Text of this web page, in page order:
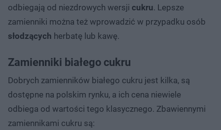
odbiegają od niezdrowych wersji cukru. Lepsze
zamienniki można też wprowadzić w przypadku osób
słodzących herbatę lub kawę.
Zamienniki białego cukru
Dobrych zamienników białego cukru jest kilka, są
dostępne na polskim rynku, a ich cena niewiele
odbiega od wartości tego klasycznego. Zbawiennymi
zamiennikami cukru są: